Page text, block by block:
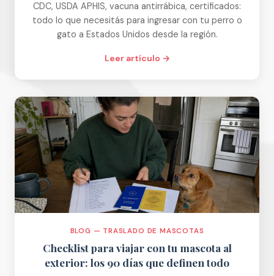
CDC, USDA APHIS, vacuna antirrábica, certificados:
todo lo que necesitás para ingresar con tu perro o
gato a Estados Unidos desde la región.
Leer artículo →
BLOG — TRASLADO DE MASCOTAS
Checklist para viajar con tu mascota al
exterior: los 90 días que definen todo